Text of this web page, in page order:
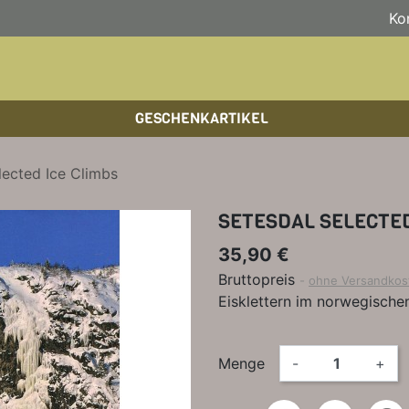
GESCHENKARTIKEL
Ice Climbs
SETESDAL
35,90 €
Bruttopreis ohne
Eisklettern im
Menge - +